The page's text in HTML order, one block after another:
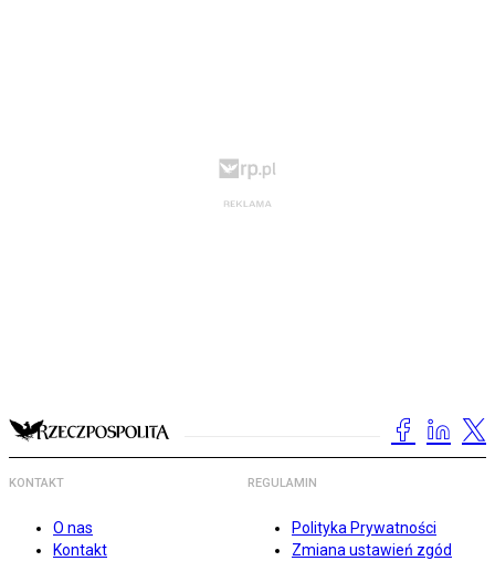
KONTAKT
O nas
Kontakt
REGULAMIN
Polityka Prywatności
Zmiana ustawień zgód